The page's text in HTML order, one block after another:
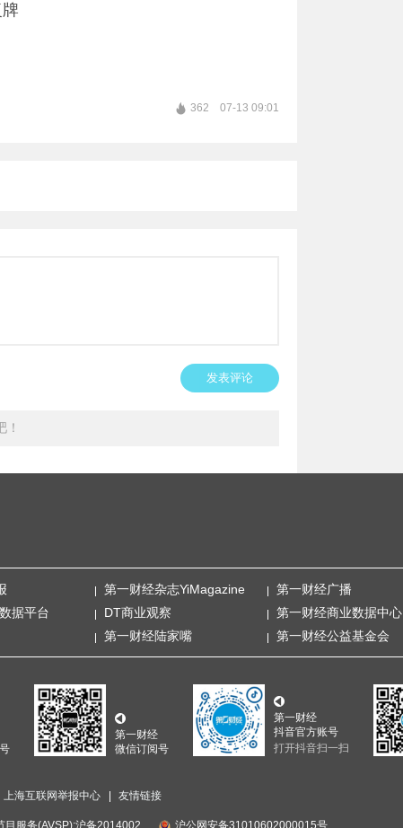
362 07-13 09:01
发表评论
第一财经杂志YiMagazine 第一财经广播
据平台 DT商业观察 第一财经商业数据中心
第一财经陆家嘴 第一财经公益基金会
第一财经
微信订阅号
第一财经
抖音官方账号
打开抖音扫一扫
上海互联网举报中心 友情链接
目服务(AVSP):沪备2014002 沪公网安备31010602000015号